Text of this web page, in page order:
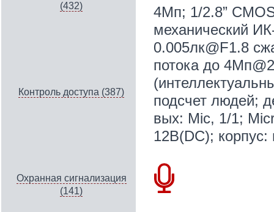
(432)
Контроль доступа (387)
Охранная сигнализация
(141)
4Мп; 1/2.8”
механический
0.005лк@F1.8
потока до
подсчет людей;
вых: Mic, 1/1;
12В(DC);